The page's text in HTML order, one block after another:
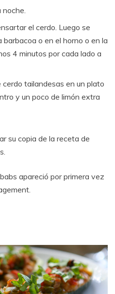
noche.
el cerdo. Luego se
barbacoa o en el horno o en la
4 minutos por cada lado a
tailandesas en un plato
y un poco de limón extra
su copia de la receta de
apareció por primera vez